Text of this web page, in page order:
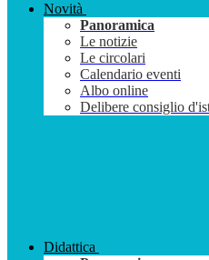
Novità
Panoramica
Le notizie
Le circolari
Calendario eventi
Albo online
Delibere consiglio
Didattica